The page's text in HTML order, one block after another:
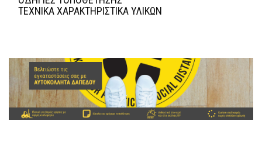
ΤΕΧΝΙΚΑ ΧΑΡΑΚΤΗΡΙΣΤΙΚΑ ΥΛΙΚΩΝ